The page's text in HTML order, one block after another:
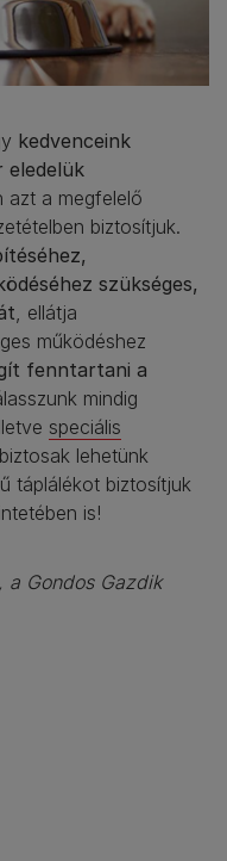
kedvenceink
eledelük
azt a megfelelő
biztosítjuk.
szükséges,
, ellátja
működéshez
fenntartani a
mindig
speciális
lehetünk
táplálékot biztosítjuk
is!
a Gondos Gazdik